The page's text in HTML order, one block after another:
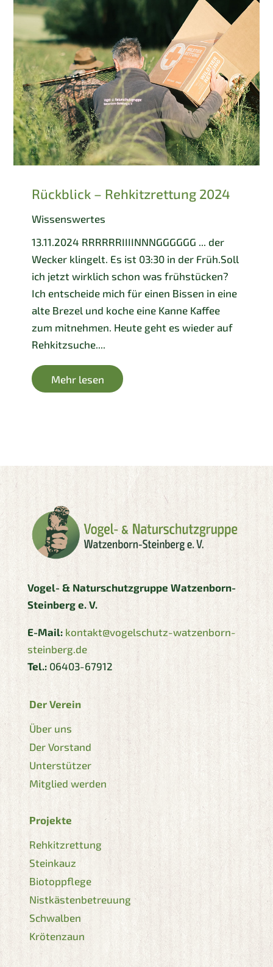
Rückblick – Rehkitzrettung 2024
Wissenswertes
13.11.2024 RRRRRRIIIINNNGGGGGG ... der
Wecker klingelt. Es ist 03:30 in der Früh.Soll
ich jetzt wirklich schon was frühstücken?
Ich entscheide mich für einen Bissen in eine
alte Brezel und koche eine Kanne Kaffee
zum mitnehmen. Heute geht es wieder auf
Rehkitzsuche....
Mehr lesen
Vogel- & Naturschutzgruppe Watzenborn-
Steinberg e. V.
E-Mail: kontakt@vogelschutz-watzenborn-
steinberg.de
Tel.:06403-67912
Der Verein
Über uns
Der Vorstand
Unterstützer
Mitglied werden
Projekte
Rehkitzrettung
Steinkauz
Biotoppflege
Nistkästenbetreuung
Schwalben
Krötenzaun